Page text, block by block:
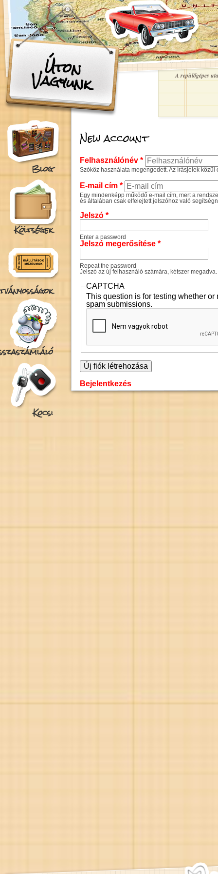
Ugrás a tartalomra
Úton
Vagyunk A repülőgépes
Blog
Költségek
Kocsi
New account
Felhasználónév *
Szóköz használata megengedett. Az írásjelek
E-mail cím *
Egy mindenképp működő e-mail cím, mert a
és általában csak elfelejtett jelszóhoz való
Jelszó *
Enter a password
Jelszó megerősítése *
Repeat the password
Jelszó az új felhasználó számára, kétszer megadva.
CAPTCHA
This question is for testing whether
spam submissions.
Bejelentkezés